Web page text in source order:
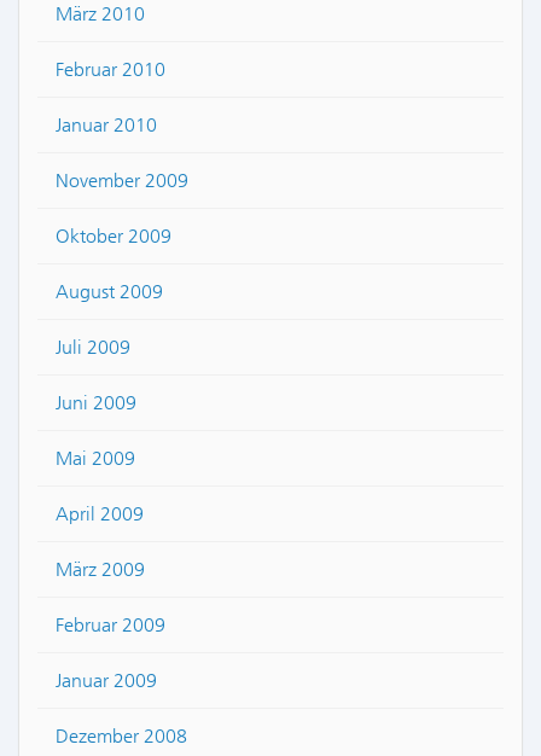
März 2010
Februar 2010
Januar 2010
November 2009
Oktober 2009
August 2009
Juli 2009
Juni 2009
Mai 2009
April 2009
März 2009
Februar 2009
Januar 2009
Dezember 2008